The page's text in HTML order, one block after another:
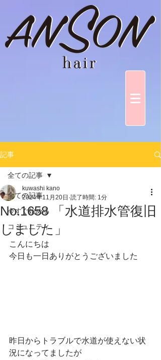
記事
全ての記事
今すぐ始める
コミュニティ
全ての記事
No.1658 「水道排水管復旧
しました」
kuwashi kano
2024年11月20日 読了時間: 1分
こんにちは
今日も一日ありがとうございました
昨日からトラブルで水道が使えない状
況になってましたが